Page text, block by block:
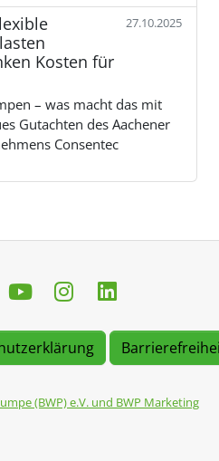
Kosten für
27.10.2025
– was macht das mit
Gutachten des Aachener
Consentec
(BWP) e.V. und BWP Marketing